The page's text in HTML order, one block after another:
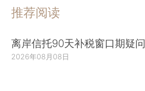
推荐阅读
离岸信托90天补税窗口期疑问
2026年08月08日